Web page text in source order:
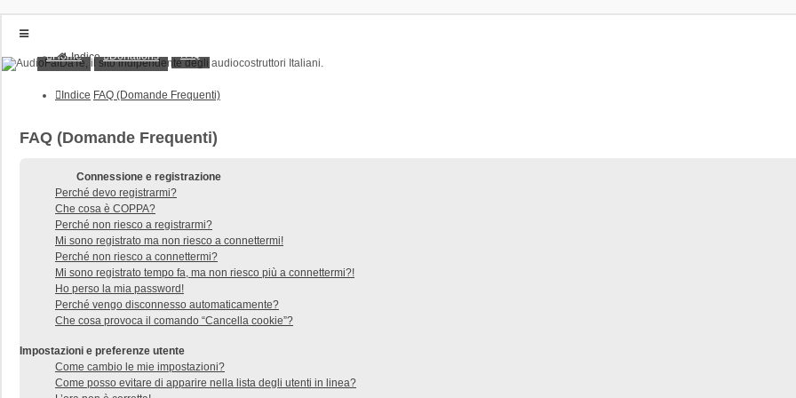
Indice
Home
FAQ
Home
Iscriviti
Home Donations
Indice FAQ (Domande Frequenti)
FAQ (Domande Frequenti)
Connessione e registrazione
Perché devo registrarmi?
Che cosa è COPPA?
Perché non riesco a registrarmi?
Mi sono registrato ma non riesco a connettermi!
Perché non riesco a connettermi?
Mi sono registrato tempo fa, ma non riesco più a connettermi?!
Ho perso la mia password!
Perché vengo disconnesso automaticamente?
Che cosa provoca il comando “Cancella cookie”?
Impostazioni e preferenze utente
Come cambio le mie impostazioni?
Come posso evitare di apparire nella lista degli utenti in linea?